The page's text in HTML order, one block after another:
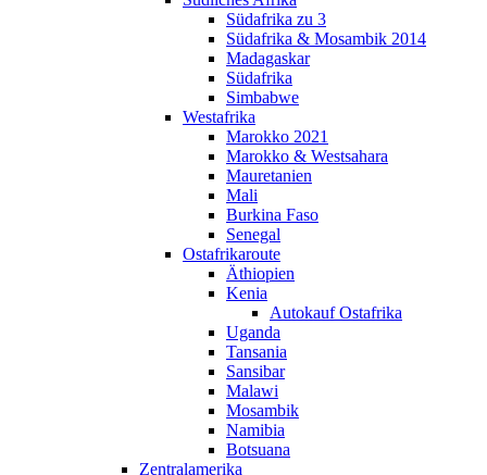
China
Westafrika
Senegal
Mali
Mauretanien
Marokko & Westsahar
Europa
Unterwegs nach Afrika
Zentralamerika
Panama
Nicaragua
Costa Rica
Suedamerika
Argentinien
Südafrika zu 3
Südafrika & Mosambik 2014
Madagaskar
Südafrika
Simbabwe
Westafrika
Marokko 2021
Marokko & Westsahara
Mauretanien
Mali
Burkina Faso
Senegal
Ostafrikaroute
Äthiopien
Kenia
Autokauf Ostafrika
Uganda
Tansania
Sansibar
Malawi
Mosambik
Namibia
Botsuana
Zentralamerika